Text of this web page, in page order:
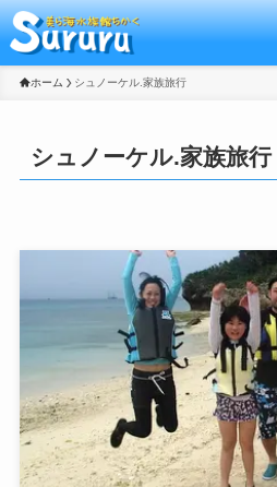
ホーム シュノーケル.家族旅行
シュノーケル.家族旅行